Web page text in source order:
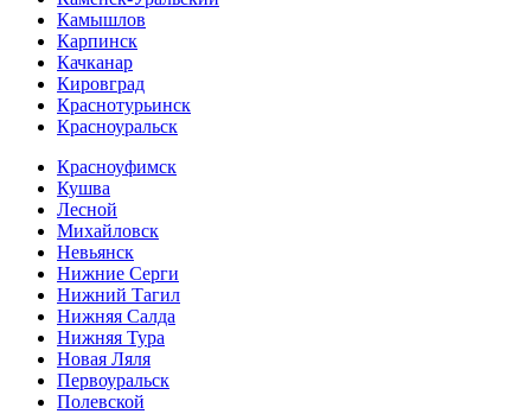
Камышлов
Карпинск
Качканар
Кировград
Краснотурьинск
Красноуральск
Красноуфимск
Кушва
Лесной
Михайловск
Невьянск
Нижние Серги
Нижний Тагил
Нижняя Салда
Нижняя Тура
Новая Ляля
Первоуральск
Полевской